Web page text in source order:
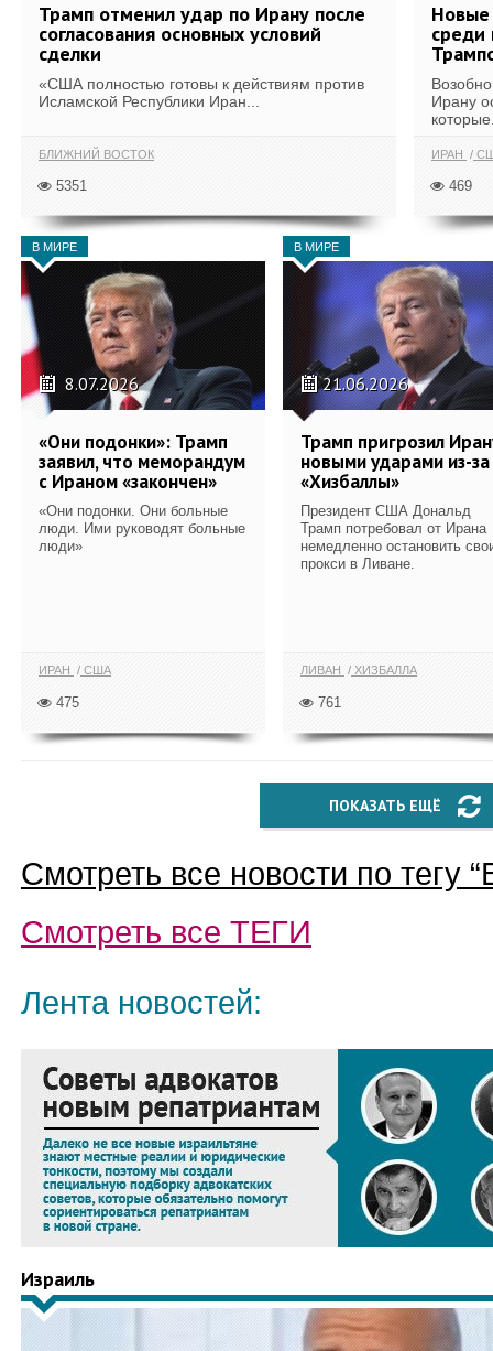
Трамп отменил удар по Ирану после
согласования основных условий
сделки
«США полностью готовы к действиям против
Исламской Республики Иран...
БЛИЖНИЙ ВОСТОК
5351
Новые
среди
Ирану
ИРАН
469
В МИРЕ
8.07.2026
«Они подонки»: Трамп
заявил, что меморандум
с Ираном «закончен»
«Они подонки. Они больные
люди. Ими руководят больные
люди»
ИРАН США
475
В МИРЕ
21.06.2026
Трамп пригрозил
новыми ударами из-за
«Хизбаллы»
Президент США Дональд
Трамп потребовал от Ирана
немедленно остановить
прокси в Ливане.
ЛИВАН ХИЗБАЛЛА
761
ПОКАЗАТЬ ЕЩЁ
Смотреть все новости по тегу “
Смотреть все ТЕГИ
Лента новостей:
Израиль